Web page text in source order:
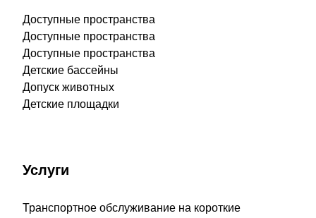
Доступные пространства
Доступные пространства
Доступные пространства
Детские бассейны
Допуск животных
Детские площадки
Услуги
Транспортное обслуживание на короткие